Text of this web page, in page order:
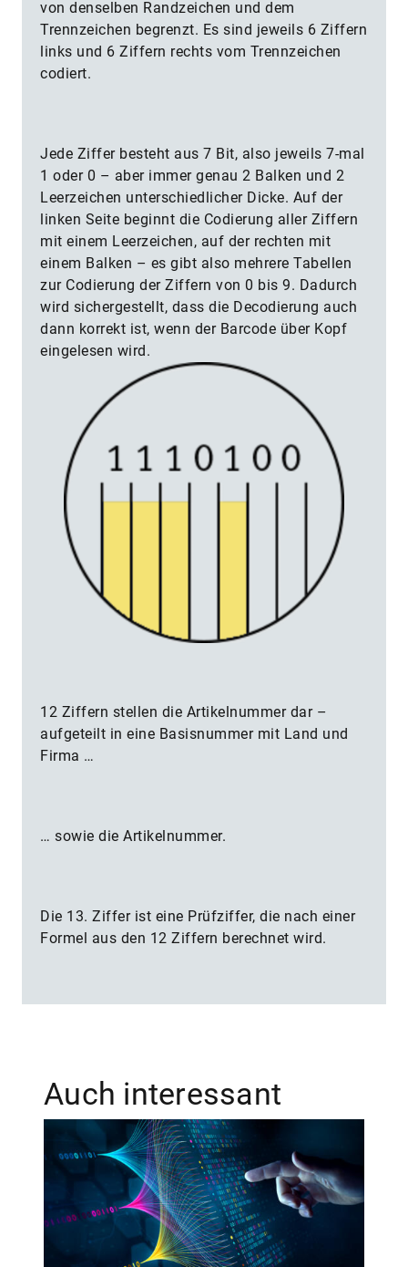
von denselben Randzeichen und dem
Trennzeichen begrenzt. Es sind jeweils 6 Ziffern
links und 6 Ziffern rechts vom Trennzeichen
codiert.
Jede Ziffer besteht aus 7 Bit, also jeweils 7-mal
1 oder 0 – aber immer genau 2 Balken und 2
Leerzeichen unterschiedlicher Dicke. Auf der
linken Seite beginnt die Codierung aller Ziffern
mit einem Leerzeichen, auf der rechten mit
einem Balken – es gibt also mehrere Tabellen
zur Codierung der Ziffern von 0 bis 9. Dadurch
wird sichergestellt, dass die Decodierung auch
dann korrekt ist, wenn der Barcode über Kopf
eingelesen wird.
12 Ziffern stellen die Artikelnummer dar –
aufgeteilt in eine Basisnummer mit Land und
Firma …
… sowie die Artikelnummer.
Die 13. Ziffer ist eine Prüfziffer, die nach einer
Formel aus den 12 Ziffern berechnet wird.
Auch interessant